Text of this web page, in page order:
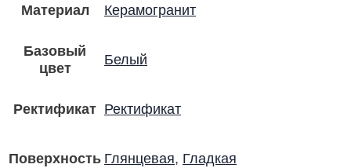
Материал Керамогранит
Базовый
цвет
Белый
Ректификат Ректификат
Поверхность Глянцевая, Гладкая